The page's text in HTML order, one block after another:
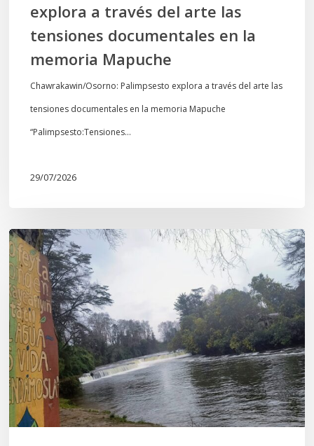
memoria
Mapuche
explora a través del arte las
tensiones documentales en la
memoria Mapuche
Chawrakawin/Osorno: Palimpsesto explora a través del arte las
tensiones documentales en la memoria Mapuche
“Palimpsesto:Tensiones…
29/07/2026
En
defensa
del
Salto
Donguil
y
el
territorio
Kuzpe